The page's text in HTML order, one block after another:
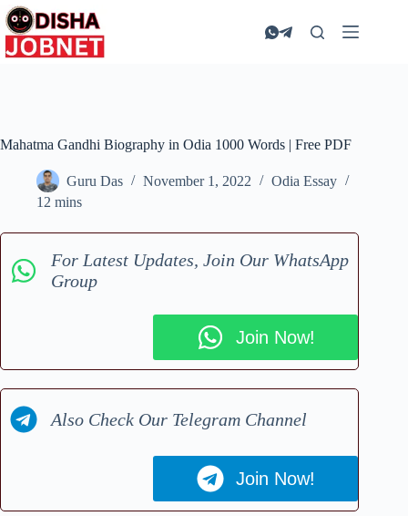
Skip
to
content
Mahatma Gandhi Biography in Odia 1000 Words | Free PDF
Guru Das November 1, 2022
Odia Essay
12 mins
For Latest Updates, Join Our WhatsApp
Group
Join Now!
Also Check Our Telegram Channel
Join Now!